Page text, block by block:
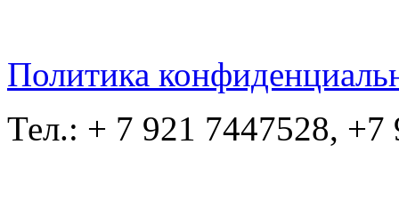
Политика
Тел.: + 7 921 7447528, +7